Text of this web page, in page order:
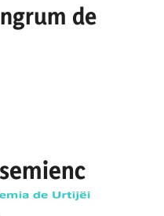
de